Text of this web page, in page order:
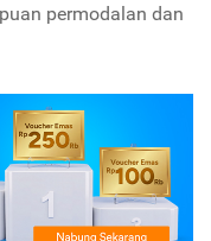
permodalan dan